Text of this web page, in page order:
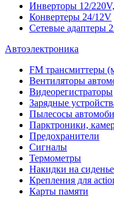
Инверторы 12/
Конвертеры 24/12V
Сетевые адаптеры
Автоэлектроника
FM трансмиттеры
Вентиляторы
Видеорегистраторы
Зарядные
Пылесосы
Парктроники,
Предохранители
Сигналы
Термометры
Накидки на
Крепления для
Карты памяти